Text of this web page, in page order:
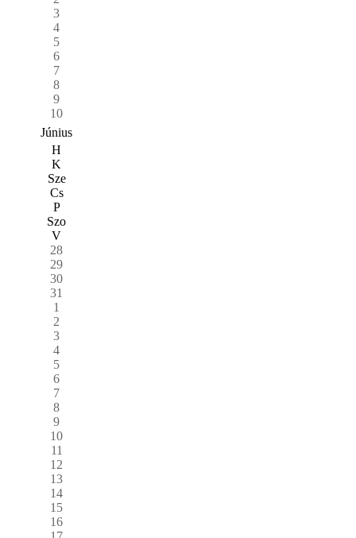
3
4
5
6
7
8
9
10
Június
H
K
Sze
Cs
P
Szo
V
28
29
30
31
1
2
3
4
5
6
7
8
9
10
11
12
13
14
15
16